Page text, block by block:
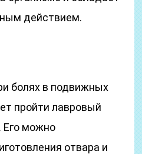
действием.
болях в подвижных
пройти лавровый
Его можно
отвара и